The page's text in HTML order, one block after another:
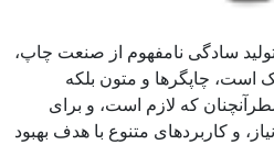
سادگی نامفهوم از صنعت چاپ،
است، چاپگرها و متون بلکه
که لازم است، و برای
و کاربردهای متنوع با هدف بهبود